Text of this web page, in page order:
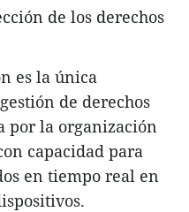
de los derechos
es la única
de derechos
por la organización
capacidad para
en tiempo real en